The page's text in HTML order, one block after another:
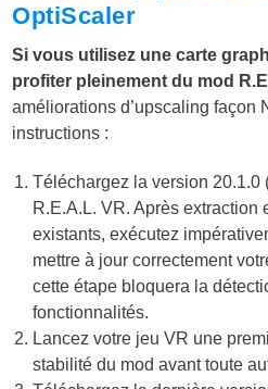
OptiScaler
Si vous utilisez une carte
profiter pleinement du mod
améliorations d’upscaling façon
instructions :
Téléchargez la version 20.1.0
R.E.A.L. VR. Après extraction
existants, exécutez
mettre à jour correctement
cette étape bloquera la
fonctionnalités.
Lancez votre jeu VR une
stabilité du mod avant toute